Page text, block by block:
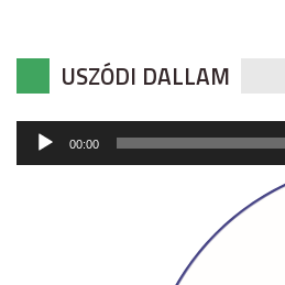
USZÓDI DALLAM
Audió
lejátszó
00:00